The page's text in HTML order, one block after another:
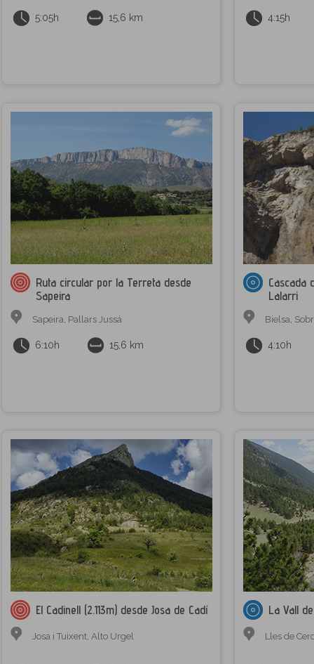
5:05h 15,6 km 4:15h
Ruta circular por la Terreta desde
Sapeira
Sapeira, Pallars Jussá
6:10h 15,6 km
Cascada
Lalarri
Bielsa,
4:10h
El Cadinell (2.113m) desde Josa de Cadí
Josa i Tuixent, Alto Urgel
La Vall
Lles de